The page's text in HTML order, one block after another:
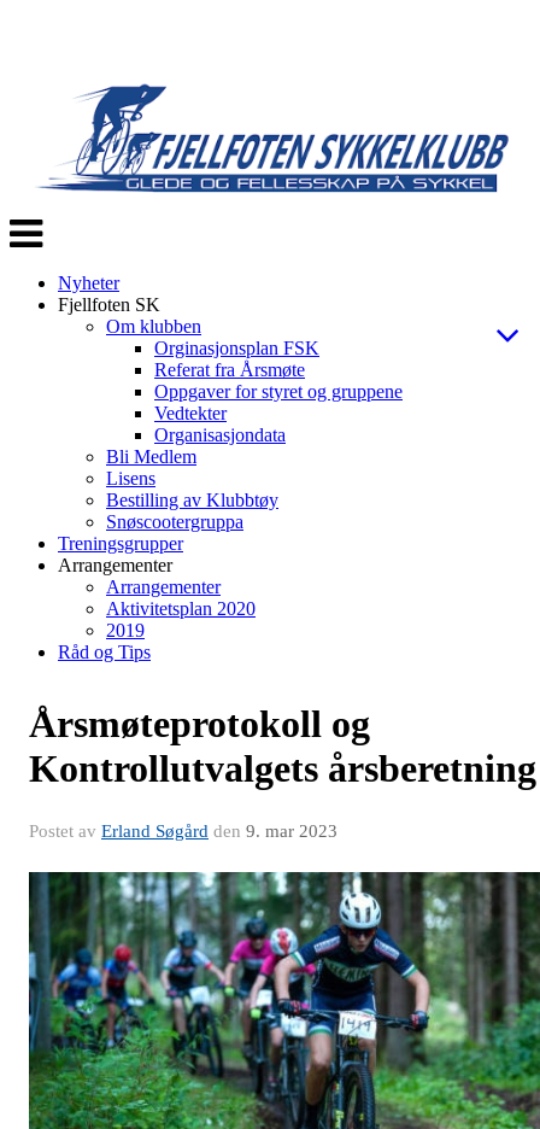
Veksle
navigasjon
Nyheter
Fjellfoten SK
Om klubben
Orginasjonsplan FSK
Referat fra Årsmøte
Oppgaver for styret og gruppene
Vedtekter
Organisasjondata
Bli Medlem
Lisens
Bestilling av Klubbtøy
Snøscootergruppa
Treningsgrupper
Arrangementer
Arrangementer
Aktivitetsplan 2020
2019
Råd og Tips
Årsmøteprotokoll og
Kontrollutvalgets årsberetning
Postet av Erland Søgård den 9. mar 2023